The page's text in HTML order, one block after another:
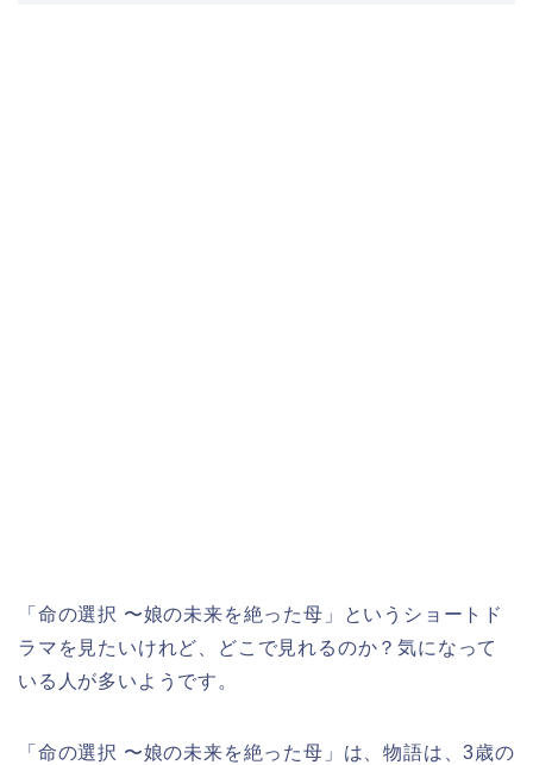
「命の選択 〜娘の未来を絶った母」というショートド
ラマを見たいけれど、どこで見れるのか？気になって
いる人が多いようです。
「命の選択 〜娘の未来を絶った母」は、物語は、3歳の